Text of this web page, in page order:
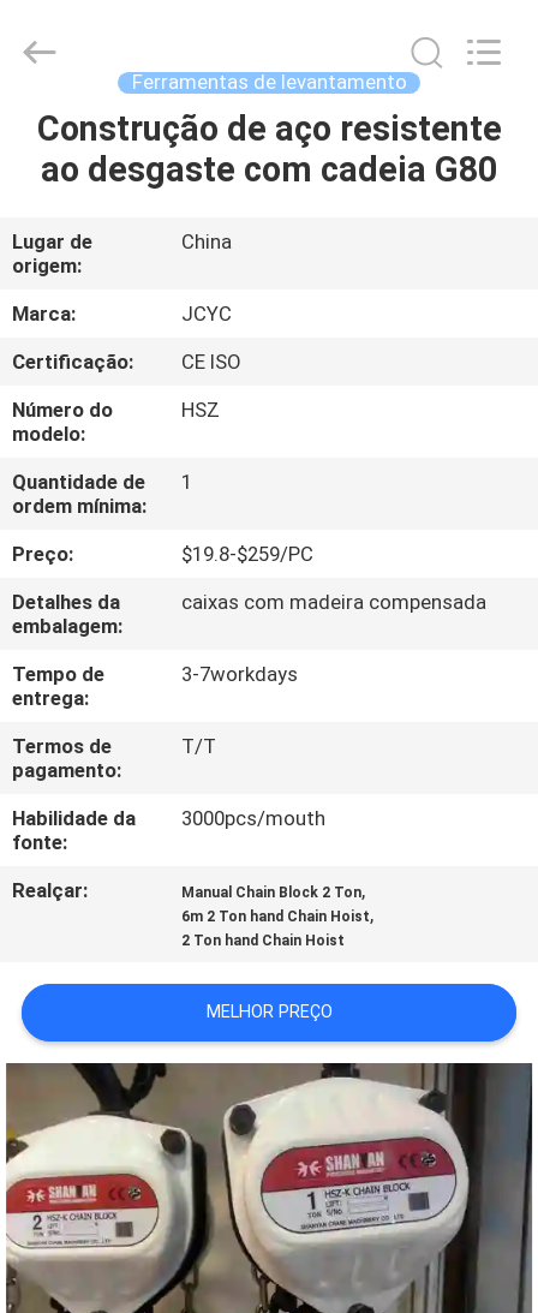
CASA
SOBRE
NÓS
EXCURSÃO
DA
FÁBRICA
CONTROLE
DA
QUALIDADE
CONTACTE-
NOS
NOTÍCIA
PEÇA
CITAÇÕES
SITEMAP
POLÍTICA
DE
PRIVACIDADE
Crane
Machinery
Reserved.
Ferramentas de levantamento
Construção de aço resistente
ao desgaste com cadeia G80
Lugar de
origem:
China
Marca:
JCYC
Certificação:
CE ISO
Número do
modelo:
HSZ
Quantidade de
ordem mínima:
1
Preço:
$19.8-$259/PC
Detalhes da
embalagem:
caixas com madeira compensada
Tempo de
entrega:
3-7workdays
Termos de
pagamento:
T/T
Habilidade da
fonte:
3000pcs/mouth
Realçar: Manual Chain Block 2 Ton,
6m 2 Ton hand Chain Hoist,
2 Ton hand Chain Hoist
MELHOR PREÇO